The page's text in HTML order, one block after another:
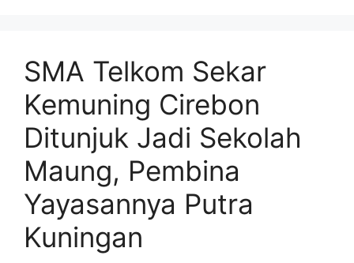
SMA Telkom Sekar
Kemuning Cirebon
Ditunjuk Jadi Sekolah
Maung, Pembina
Yayasannya Putra
Kuningan